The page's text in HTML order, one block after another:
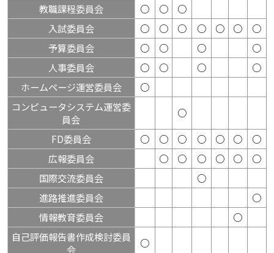
教職課程委員会
○ ○
○
入試委員会
○ ○ ○ ○ ○ ○
○
予算委員会
○ ○ ○
○
人事委員会
○ ○ ○
○
ホームページ運営委員会
○
コンピュータシステム運営委
員会
○
FD委員会
○ ○ ○ ○ ○ ○
○
広報委員会
○ ○ ○ ○ ○
○
国際交流委員会
○
進路推進委員会
○
情報教育委員会
○
自己評価報告書作成検討委員
会
○